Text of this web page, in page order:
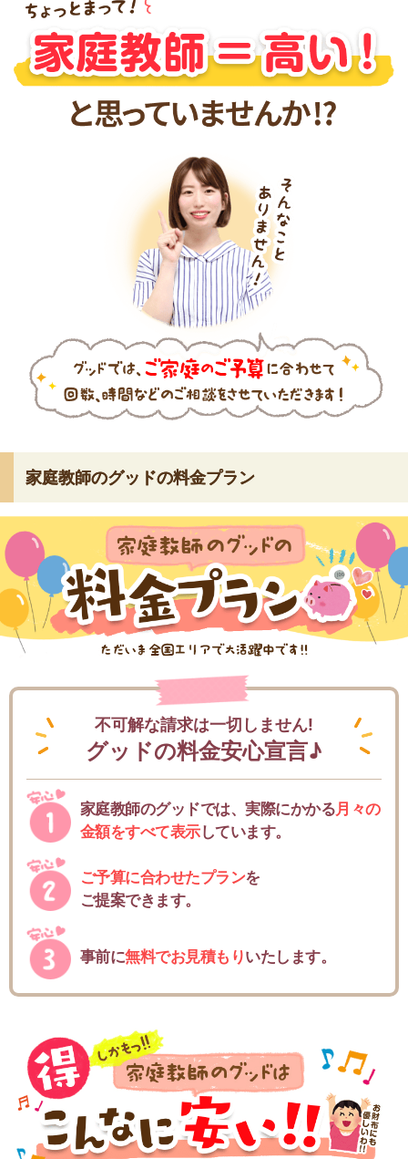
家庭教師のグッドの料金プラン
不可解な請求は一切しません!
グッドの料金安心宣言♪
家庭教師のグッドでは、実際にかかる月々の
金額をすべて表示しています。
ご予算に合わせたプランを
ご提案できます。
事前に無料でお見積もりいたします。